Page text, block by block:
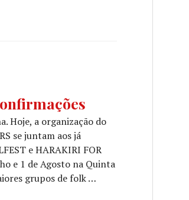
Hoje, a organização do
se juntam aos já
e HARAKIRI FOR
e 1 de Agosto na Quinta
grupos de folk …